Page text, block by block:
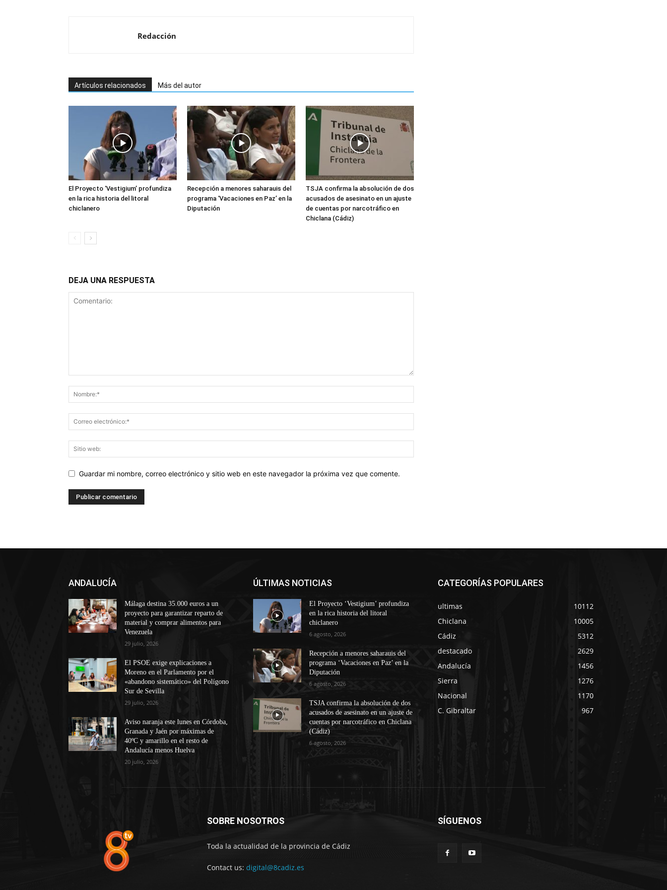
Redacción
Artículos relacionados Más del autor
El Proyecto ‘Vestigium’ profundiza
en la rica historia del litoral
chiclanero
Recepción a menores saharauis del
programa ‘Vacaciones en Paz’ en la
Diputación
TSJA confirma la absolución de dos
acusados de asesinato en un ajuste
de cuentas por narcotráfico en
Chiclana (Cádiz)
DEJA UNA RESPUESTA
Guardar mi nombre, correo electrónico y sitio web en este navegador la próxima vez que comente.
ANDALUCÍA
Málaga destina 35.000 euros a un
proyecto para garantizar reparto de
material y comprar alimentos para
Venezuela
29 julio, 2026
El PSOE exige explicaciones a
Moreno en el Parlamento por el
«abandono sistemático» del Polígono
Sur de Sevilla
29 julio, 2026
Aviso naranja este lunes en Córdoba,
Granada y Jaén por máximas de
40ºC y amarillo en el resto de
Andalucía menos Huelva
20 julio, 2026
ÚLTIMAS NOTICIAS
El Proyecto ‘Vestigium’ profundiza
en la rica historia del litoral
chiclanero
6 agosto, 2026
Recepción a menores saharauis del
programa ‘Vacaciones en Paz’ en la
Diputación
6 agosto, 2026
TSJA confirma la absolución de dos
acusados de asesinato en un ajuste de
cuentas por narcotráfico en Chiclana
(Cádiz)
6 agosto, 2026
CATEGORÍAS POPULARES
ultimas
10112
Chiclana
10005
Cádiz
5312
destacado
2629
Andalucía
1456
Sierra
1276
Nacional
1170
C. Gibraltar
967
SOBRE NOSOTROS
Toda la actualidad de la provincia de Cádiz
Contact us: digital@8cadiz.es
SÍGUENOS